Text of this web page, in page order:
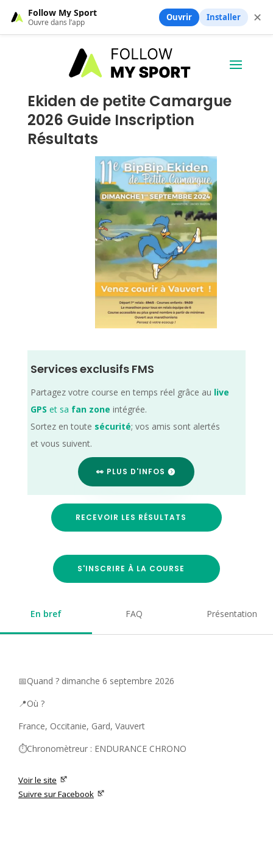
Ekiden de petite Camargue
2026 Guide Inscription
Résultats
Services exclusifs FMS
Partagez votre course en temps réel grâce au live
GPS et sa fan zone intégrée.
Sortez en toute sécurité; vos amis sont alertés
et vous suivent.
👀 PLUS D'INFOS
RECEVOIR LES RÉSULTATS
S'INSCRIRE À LA COURSE
En bref FAQ Présentation
📅Quand ? dimanche 6 septembre 2026
📍Où ?
France, Occitanie, Gard, Vauvert
⏱️Chronomètreur : ENDURANCE CHRONO
Voir le site
Suivre sur Facebook
Follow My Sport
Ouvre dans l’app Ouvrir Installer ✕